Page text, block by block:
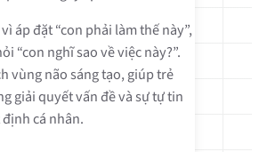
áp đặt “con phải làm thế này”,
“con nghĩ sao về việc này?”.
vùng não sáng tạo, giúp trẻ
giải quyết vấn đề và sự tự tin
cá nhân.